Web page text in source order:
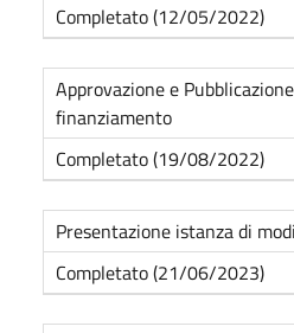
Completato (12/05/2022)
Approvazione e
finanziamento
Completato (19/08/2022)
Presentazione istanza di
Completato (21/06/2023)